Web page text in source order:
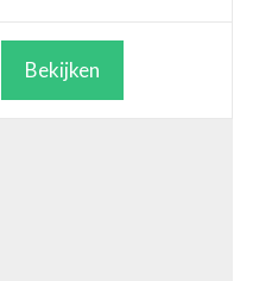
Bekijken